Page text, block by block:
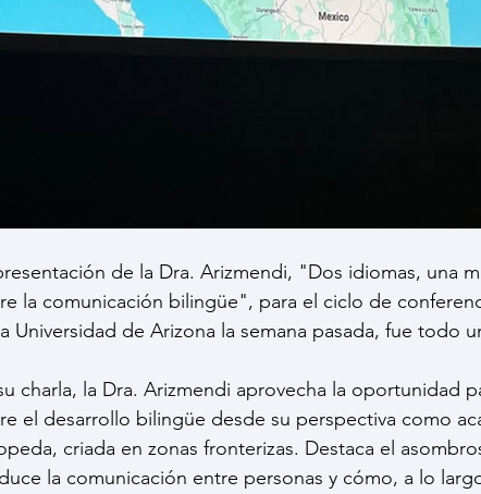
de la Dra. Arizmendi, "Dos idiomas, una
la comunicación bilingüe", para el ciclo de
Universidad de Arizona la semana pasada, fue todo
charla, la Dra. Arizmendi aprovecha la oportunidad
el desarrollo bilingüe desde su perspectiva como
criada en zonas fronterizas. Destaca el
la comunicación entre personas y cómo, a lo